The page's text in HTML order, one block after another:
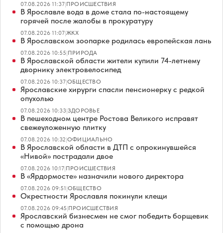
07.08.2026 11:37|ПРОИСШЕСТВИЯ
В Ярославле вода в доме стала по-настоящему
горячей после жалобы в прокуратуру
07.08.2026 11:07|ЖКХ
В Ярославском зоопарке родилась европейская лань
07.08.2026 10:55|ПРИРОДА
В Ярославской области жители купили 74-летнему
дворнику электровелосипед
07.08.2026 10:37|ОБЩЕСТВО
Ярославские хирурги спасли пенсионерку с редкой
опухолью
07.08.2026 10:33|ЗДОРОВЬЕ
В пешеходном центре Ростова Великого исправят
свежеуложенную плитку
07.08.2026 10:32|ОФИЦИАЛЬНО
В Ярославской области в ДТП с опрокинувшейся
«Нивой» пострадали двое
07.08.2026 10:17|ПРОИСШЕСТВИЯ
В «Ярдормосте» назначили нового директора
07.08.2026 09:51|ОБЩЕСТВО
Окрестности Ярославля покинули клещи
07.08.2026 09:45|ПРОИСШЕСТВИЯ
Ярославский бизнесмен не смог победить борщевик
с помощью дрона